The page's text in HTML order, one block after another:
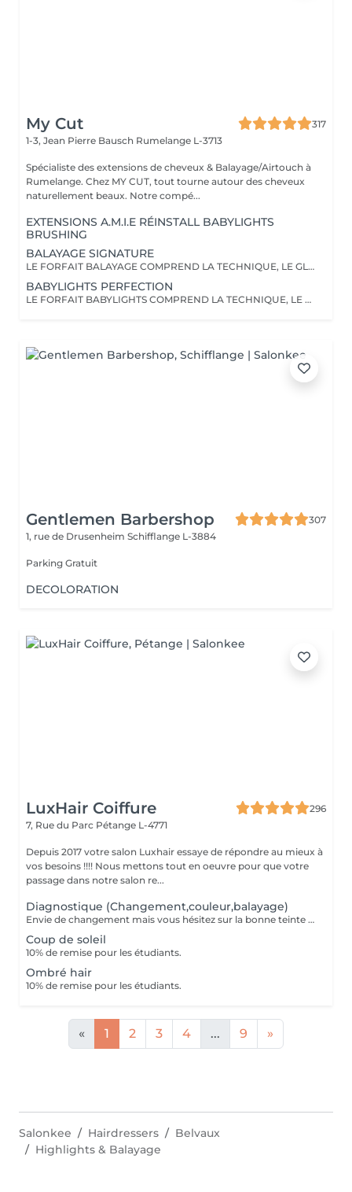
My Cut
317
1-3, Jean Pierre Bausch Rumelange L-3713
Spécialiste des extensions de cheveux & Balayage/Airtouch à
Rumelange. Chez MY CUT, tout tourne autour des cheveux
naturellement beaux. Notre compé...
EXTENSIONS A.M.I.E RÉINSTALL BABYLIGHTS
BRUSHING
BALAYAGE SIGNATURE
LE FORFAIT BALAYAGE COMPREND LA TECHNIQUE, LE GLOSS, OLAPLEX , UN SOIN, LES PRODUITS DE STYLING AINSI QU'UN BRUSHING/WAVY. LA COUPE N'EST PAS INCLUSE
BABYLIGHTS PERFECTION
LE FORFAIT BABYLIGHTS COMPREND LA TECHNIQUE, LE GLOSS, OLAPLEX , UN SOIN, LES PRODUITS DE STYLING AINSI QU'UN BRUSHING/WAVY. LA COUPE N'EST PAS INCLUSE
Gentlemen Barbershop
307
1, rue de Drusenheim Schifflange L-3884
Parking Gratuit
DECOLORATION
LuxHair Coiffure
296
7, Rue du Parc Pétange L-4771
Depuis 2017 votre salon Luxhair essaye de répondre au mieux à
vos besoins !!!! Nous mettons tout en oeuvre pour que votre
passage dans notre salon re...
Diagnostique (Changement,couleur,balayage)
Envie de changement mais vous hésitez sur la bonne teinte ou la bonne technique ? Le diagnostic couleur est là pour ça Lors de ce rendez-vous, nous prenons le temps d'analyser : Votre base naturelle L'état et l'historique de vos cheveux Vos envies (luminosité, reflets, intensité, entretien, etc.) Ensemble, nous définissons la technique la plus adaptée : balayage, patine, coloration complète ou transformation plus audacieuse. Le montant du diagnostic est entièrement déduit le jour de la prestation, si vous décidez de réaliser votre changement avec nous. Parce qu'un résultat sublime commence toujours par un diagnostic sur mesure.
Coup de soleil
10% de remise pour les étudiants.
Ombré hair
10% de remise pour les étudiants.
« 1 2 3 4 ... 9 »
Salonkee Hairdressers
Belvaux
Highlights & Balayage